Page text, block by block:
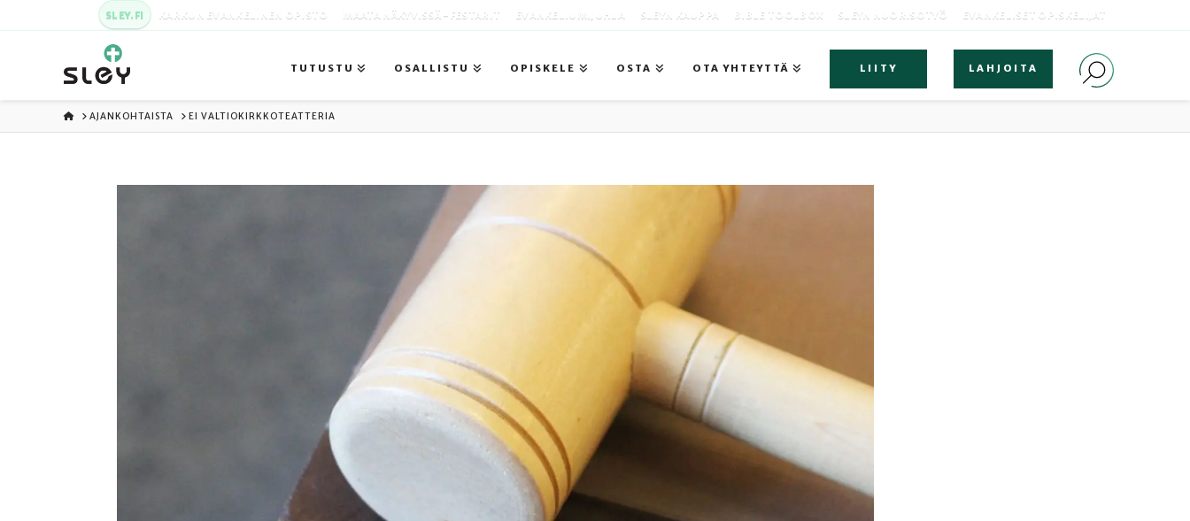
SLEY.FI KARKUN EVANKELINEN OPISTO MAATA NÄKYVISSÄ -FESTARIT EVANKELIUMIJUHLA SLEYN KAUPPA BIBLE TOOLBOX SLEYN NUORISOTYÖ EVANKELISET OPISKELIJAT
TUTUSTU OSALLISTU OPISKELE OSTA OTA YHTEYTTÄ LIITY LAHJOITA
ETUSIVU
AJANKOHTAISTA EI VALTIOKIRKKOTEATTERIA